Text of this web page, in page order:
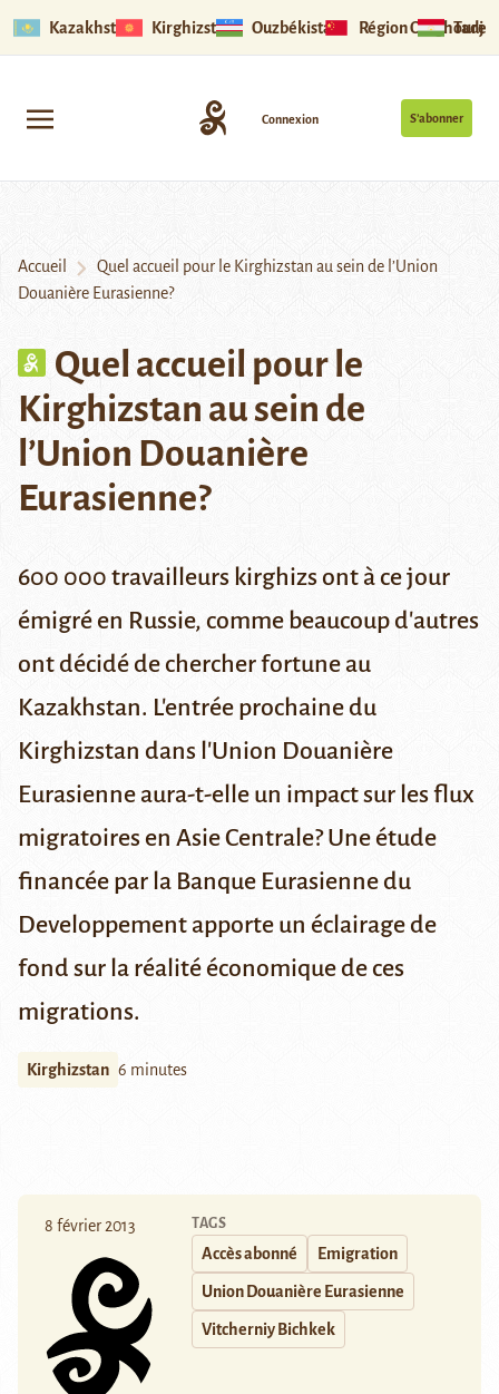
Kazakhstan Kirghizstan Ouzbékistan Région Ouïghoure
S’abonner
Connexion
Accueil
Quel accueil pour le Kirghizstan au sein de l’Union
Douanière Eurasienne?
Quel accueil pour le
Kirghizstan au sein de
l’Union Douanière
Eurasienne?
600 000 travailleurs kirghizs ont à ce jour
émigré en Russie, comme beaucoup d'autres
ont décidé de chercher fortune au
Kazakhstan. L'entrée prochaine du
Kirghizstan dans l'Union Douanière
Eurasienne aura-t-elle un impact sur les flux
migratoires en Asie Centrale? Une étude
financée par la Banque Eurasienne du
Developpement apporte un éclairage de
fond sur la réalité économique de ces
migrations.
Kirghizstan 6 minutes
8 février 2013 TAGS
Accès abonné Emigration
Union Douanière Eurasienne
Vitcherniy Bichkek